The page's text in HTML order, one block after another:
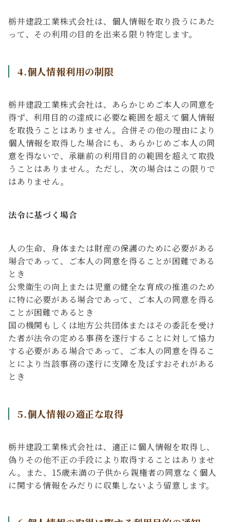
栃井建設工業株式会社は、個人情報を取り扱うにあた
って、その利用の目的を出来る限り特定します。
4.個人情報利用の制限
栃井建設工業株式会社は、あらかじめご本人の同意を
得ず、利用目的の達成に必要な範囲を超えて個人情報
を取扱うことはありません。合併その他の理由により
個人情報を取得した場合にも、あらかじめご本人の同
意を得ないで、承継前の利用目的の範囲を超えて取扱
うことはありません。ただし、次の場合はこの限りで
はありません。
法令に基づく場合
人の生命、身体または財産の保護のために必要がある
場合であって、ご本人の同意を得ることが困難である
とき
公衆衛生の向上または児童の健全な育成の推進のため
に特に必要がある場合であって、ご本人の同意を得る
ことが困難であるとき
国の機関もしくは地方公共団体またはその委託を受け
た者が法令の定める事務を遂行することに対して協力
する必要がある場合であって、ご本人の同意を得るこ
とにより当該事務の遂行に支障を及ぼすおそれがある
とき
5.個人情報の適正な取得
栃井建設工業株式会社は、適正に個人情報を取得し、
偽りその他不正の手段により取得することはありませ
ん。また、15歳未満の子供から親権者の同意なく個人
に関する情報をみだりに収集しないよう留意します。